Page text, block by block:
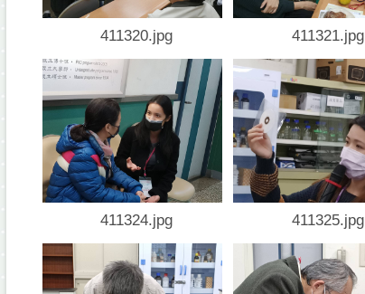
411320.jpg 411321.jpg
411324.jpg 411325.jpg